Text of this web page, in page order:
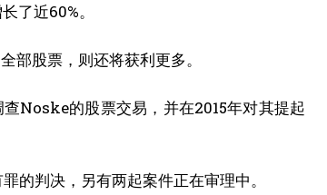
近60%。
股票，则还将获利更多。
Noske的股票交易，并在2015年对其提起
的判决，另有两起案件正在审理中。